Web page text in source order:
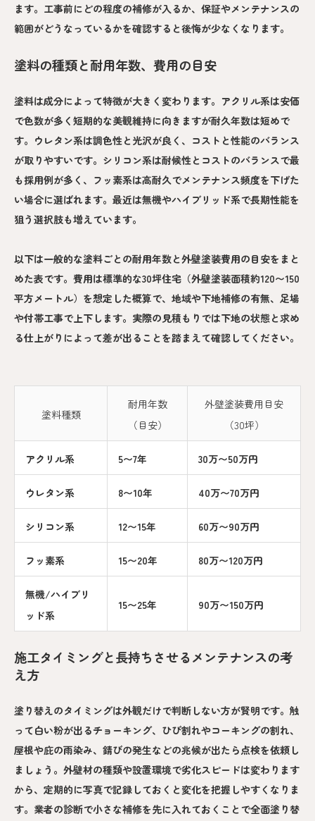
ます。工事前にどの程度の補修が入るか、保証やメンテナンスの
範囲がどうなっているかを確認すると後悔が少なくなります。
塗料の種類と耐用年数、費用の目安
塗料は成分によって特徴が大きく変わります。アクリル系は安価
で色数が多く短期的な美観維持に向きますが耐久年数は短めで
す。ウレタン系は調色性と光沢が良く、コストと性能のバランス
が取りやすいです。シリコン系は耐候性とコストのバランスで最
も採用例が多く、フッ素系は高耐久でメンテナンス頻度を下げた
い場合に選ばれます。最近は無機やハイブリッド系で長期性能を
狙う選択肢も増えています。
以下は一般的な塗料ごとの耐用年数と外壁塗装費用の目安をまと
めた表です。費用は標準的な30坪住宅（外壁塗装面積約120〜150
平方メートル）を想定した概算で、地域や下地補修の有無、足場
や付帯工事で上下します。実際の見積もりでは下地の状態と求め
る仕上がりによって差が出ることを踏まえて確認してください。
塗料種類
耐用年数
（目安）
外壁塗装費用目安
（30坪）
アクリル系 5〜7年 30万〜50万円
ウレタン系 8〜10年 40万〜70万円
シリコン系 12〜15年 60万〜90万円
フッ素系 15〜20年 80万〜120万円
無機/ハイブリ
ッド系
15〜25年 90万〜150万円
施工タイミングと長持ちさせるメンテナンスの考
え方
塗り替えのタイミングは外観だけで判断しない方が賢明です。触
って白い粉が出るチョーキング、ひび割れやコーキングの割れ、
屋根や庇の雨染み、錆びの発生などの兆候が出たら点検を依頼し
ましょう。外壁材の種類や設置環境で劣化スピードは変わります
から、定期的に写真で記録しておくと変化を把握しやすくなりま
す。業者の診断で小さな補修を先に入れておくことで全面塗り替